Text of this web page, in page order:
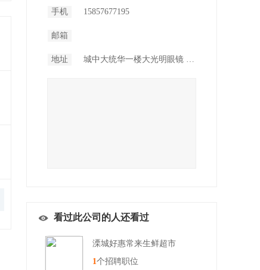
手机 15857677195
邮箱
地址 城中大统华一楼大光明眼镜 金峰大统华一楼明视廊眼镜
看过此公司的人还看过
溧城好惠常来生鲜超市
1个招聘职位